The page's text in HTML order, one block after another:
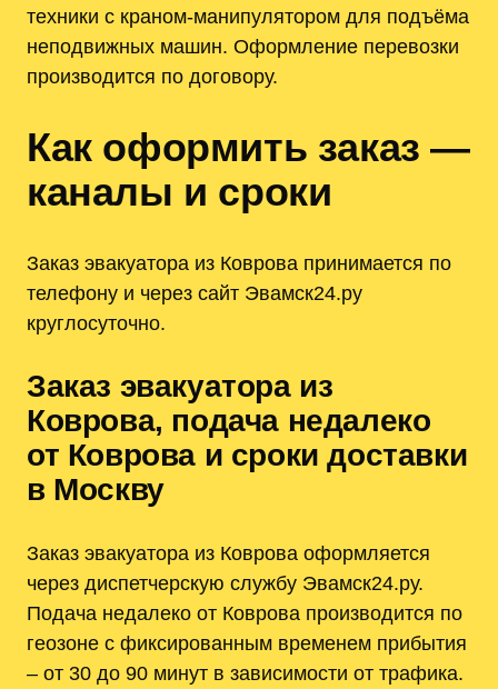
техники с краном-манипулятором для подъёма
неподвижных машин. Оформление перевозки
производится по договору.
Как оформить заказ —
каналы и сроки
Заказ эвакуатора из Коврова принимается по
телефону и через сайт Эвамск24.ру
круглосуточно.
Заказ эвакуатора из
Коврова, подача недалеко
от Коврова и сроки доставки
в Москву
Заказ эвакуатора из Коврова оформляется
через диспетчерскую службу Эвамск24.ру.
Подача недалеко от Коврова производится по
геозоне с фиксированным временем прибытия
‒ от 30 до 90 минут в зависимости от трафика.